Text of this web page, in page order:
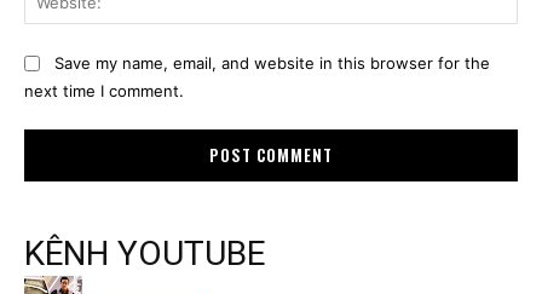
Save my name, email, and website in this browser for the
next time I comment.
KÊNH YOUTUBE